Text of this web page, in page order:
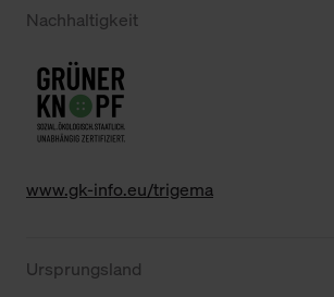
Nachhaltigkeit
www.gk-info.eu/trigema
Ursprungsland